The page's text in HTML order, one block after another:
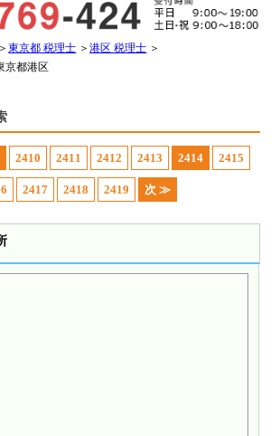
＞東京都 税理士 ＞港区 税理士 ＞
京都港区
2410 2411 2412 2413 2414 2415
2417 2418 2419 次 ≫